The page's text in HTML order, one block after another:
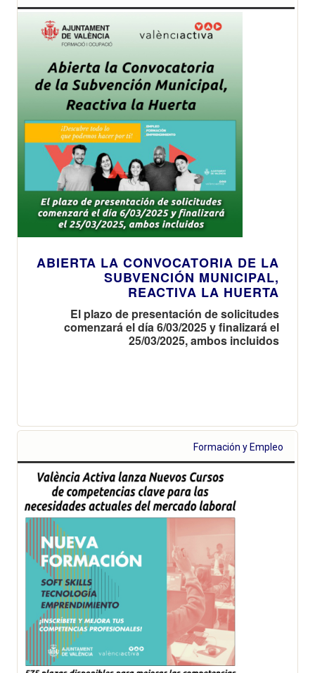
ABIERTA LA CONVOCATORIA DE LA
SUBVENCIÓN MUNICIPAL,
REACTIVA LA HUERTA
El plazo de presentación de solicitudes
comenzará el día 6/03/2025 y finalizará el
25/03/2025, ambos incluidos
Formación y Empleo